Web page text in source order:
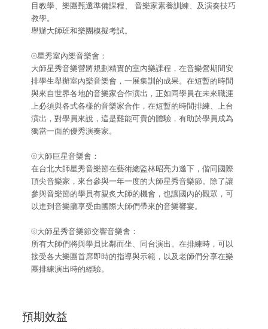
目教學、樂團甄選準備課程、 音樂家素養訓練、及演奏技巧
教學。
舉辦大師班和樂團模擬考試。
⦾星秀室內樂音樂會：
大師星秀音樂營將規劃精實的室內樂課程，在音樂營期間安
排學生舉辦室內樂音樂會，一展集訓的成果。在短暫的時間
與來自世界各地的音樂家合作演出，正如同學員在未來職涯
上必須與各式各樣的音樂家合作，在短暫的時間排練、上台
演出，對學員來說，這是難能可貴的體驗，有助於學員成為
獨當一面的優秀演奏家。
⦾大師巨星音樂會：
在台北大師星秀音樂節在藝術總監林昭亮力邀下，偕同國際
頂尖音樂家，來台參與一年一度的大師星秀音樂節。除了讓
參與音樂節的學員有親炙大師的機會，也讓國內的觀眾，可
以進到音樂廳享受由國際大師們帶來的音樂響宴。
⦾大師星秀音樂節交響音樂會：
所有大師們將與學員比鄰而坐、同台演出。在排練時，可以
接受各大樂團首席即時的指導與示範，以及老師們分享在樂
團排練演出時的經驗。
預期效益